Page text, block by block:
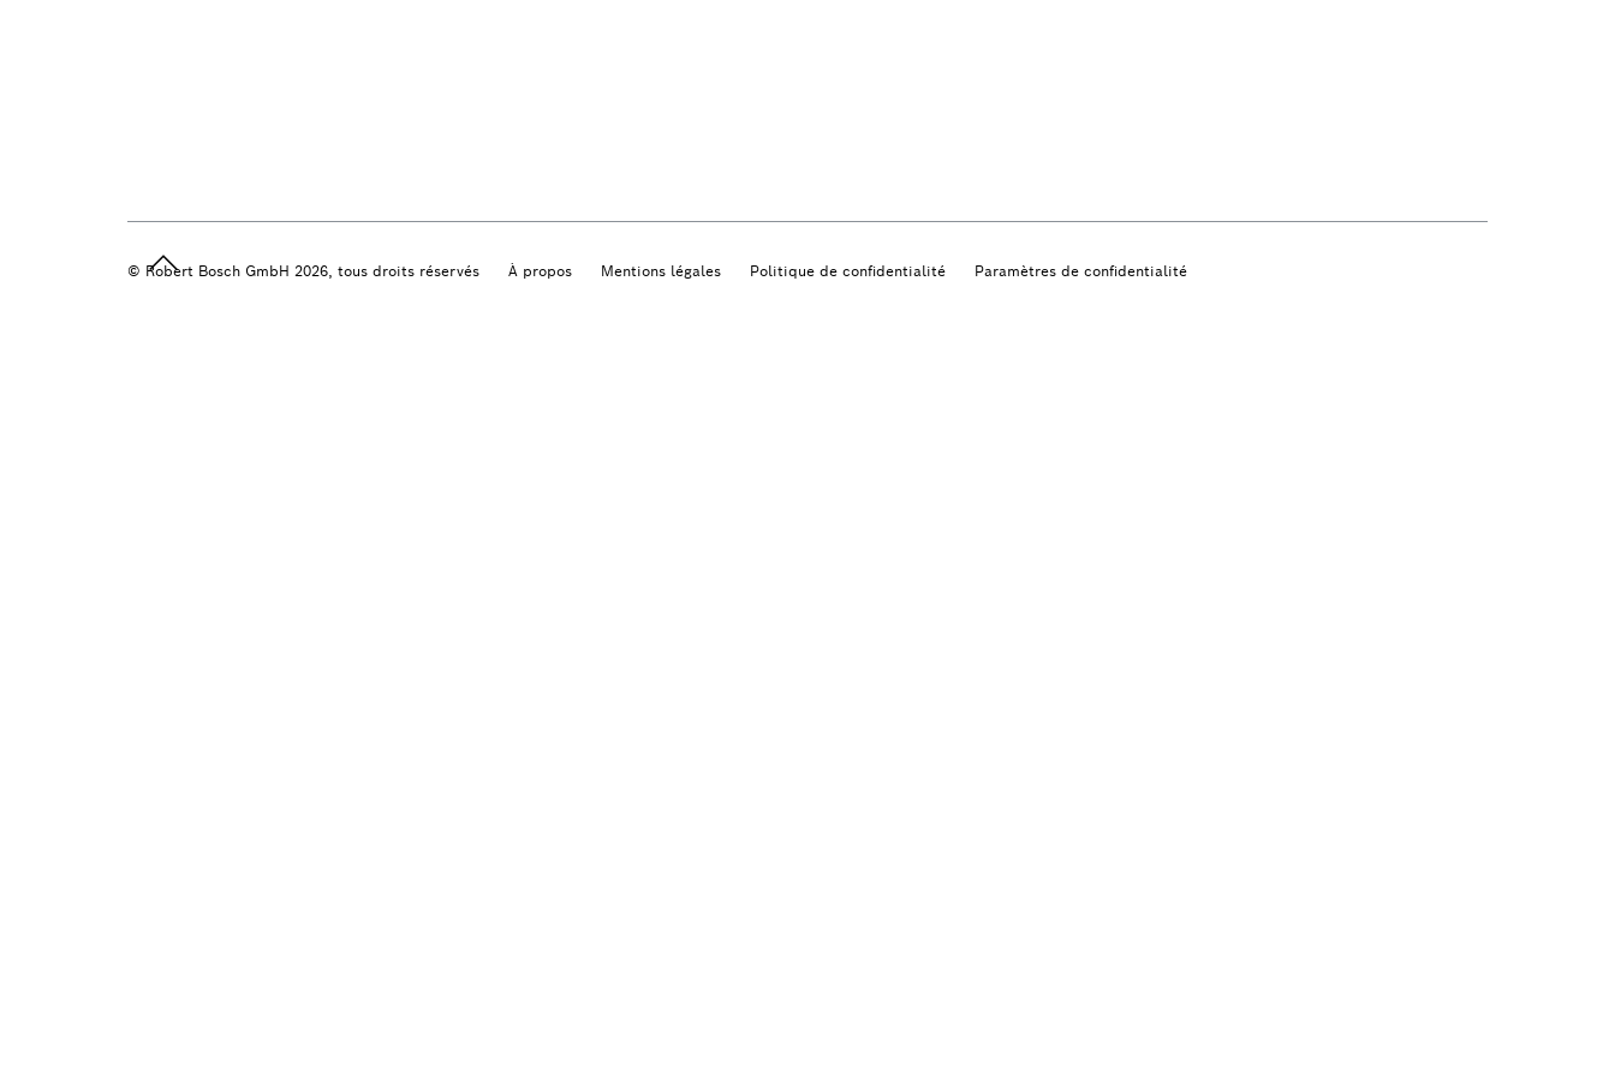
À propos Mentions légales Politique de confidentialité Paramètres de confidentialité
© Robert Bosch GmbH 2026, tous droits réservés